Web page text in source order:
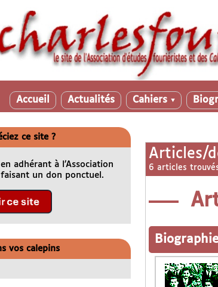
Accueil Actualités Cahiers ▼
Articles/
6 articles
ce site ?
adhérant à l’Association
un don ponctuel.
vos calepins